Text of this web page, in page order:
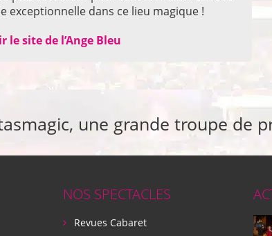
exceptionnelle dans ce lieu magique !
le site de l’Ange Bleu
une grande troupe de
NOS SPECTACLES
Revues Cabaret